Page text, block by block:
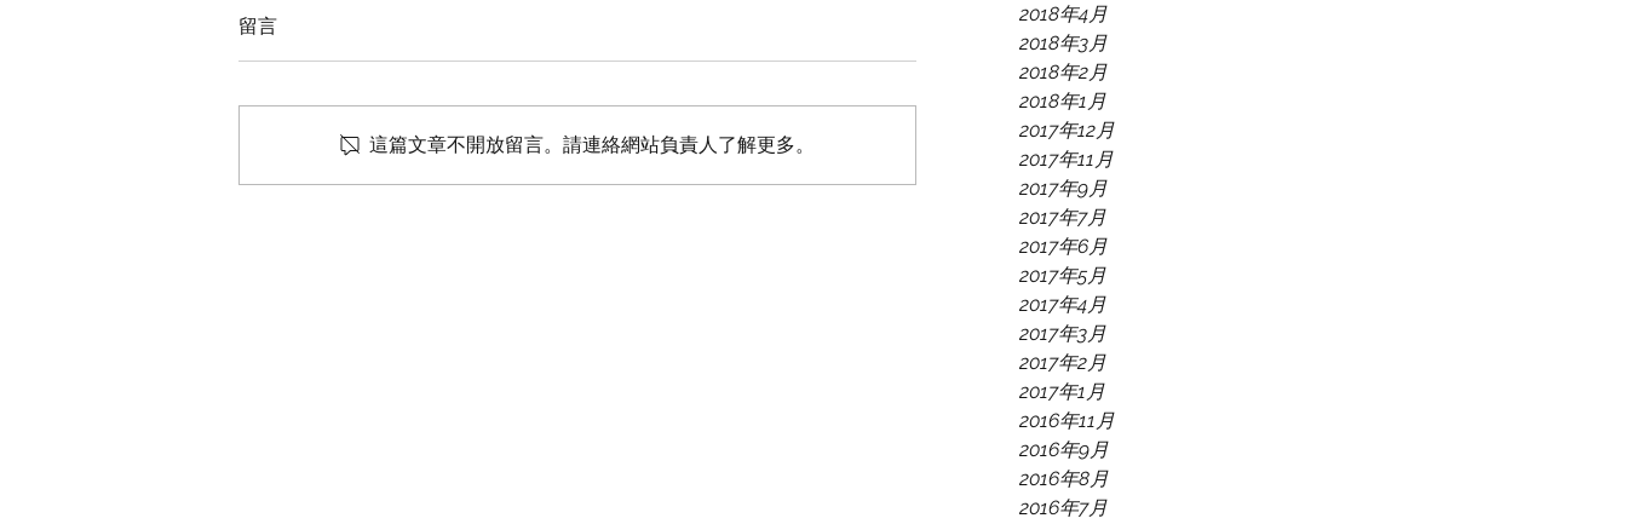
2018年4月
2018年3月
2018年2月
2018年1月
2017年12月
2017年11月
2017年9月
2017年7月
2017年6月
2017年5月
2017年4月
2017年3月
2017年2月
2017年1月
2016年11月
2016年9月
2016年8月
2016年7月
留言
這篇文章不開放留言。請連絡網站負責人了解更多。